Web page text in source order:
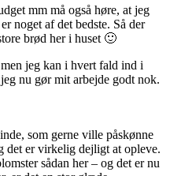
mm må også høre, at jeg
noget af det bedste. Så der
brød her i huset 🙂
jeg kan i hvert fald ind i
nu gør mit arbejde godt nok.
som gerne ville påskønne
det er virkelig dejligt at opleve.
sådan her – og det er nu